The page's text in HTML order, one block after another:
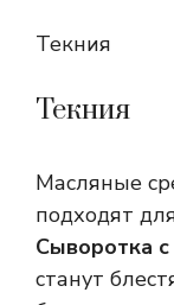
Текния
Текния
Масляные
подходят
Сыворотка
станут